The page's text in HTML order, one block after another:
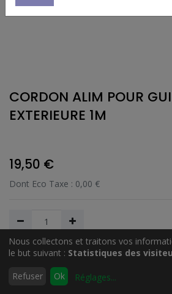
Rechercher
CORDON ALIM POUR
EXTERIEURE 1M
19,50 €
Dont Eco Taxe : 0,00 €
Ajouter au
Nous collectons et traitons vos
le but suivant : Statistiques des
Refuser Ok Réglages...